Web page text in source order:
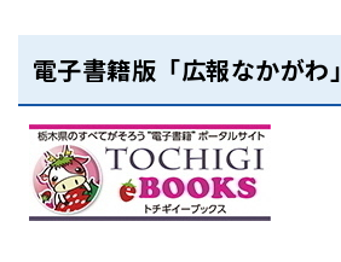
電子書籍版「広報なかがわ」